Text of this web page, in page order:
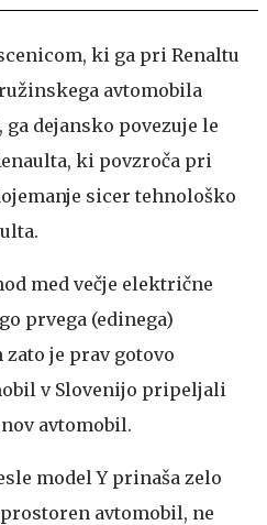
ki ga pri Renaltu
avtomobila
ga dejansko povezuje le
ki povzroča pri
sicer tehnološko
med večje električne
prvega (edinega)
zato je prav gotovo
v Slovenijo pripeljali
avtomobil.
model Y prinaša zelo
avtomobil, ne